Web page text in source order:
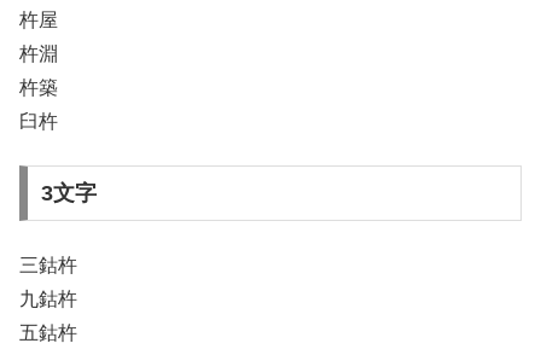
杵屋
杵淵
杵築
臼杵
3文字
三鈷杵
九鈷杵
五鈷杵